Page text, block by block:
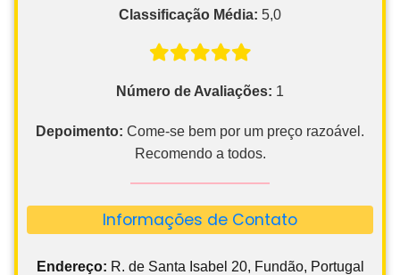
Classificação Média: 5,0
Número de Avaliações: 1
Depoimento: Come-se bem por um preço razoável.
Recomendo a todos.
Informações de Contato
Endereço: R. de Santa Isabel 20, Fundão, Portugal